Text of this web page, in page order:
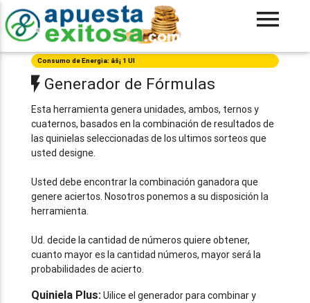
Consumo de Energia: âš¡ 1 UI
Generador de Fórmulas
Esta herramienta genera unidades, ambos, ternos y
cuaternos, basados en la combinación de resultados de
las quinielas seleccionadas de los ultimos sorteos que
usted designe.
Usted debe encontrar la combinación ganadora que
genere aciertos. Nosotros ponemos a su disposición la
herramienta.
Ud. decide la cantidad de números quiere obtener,
cuanto mayor es la cantidad números, mayor será la
probabilidades de acierto.
Quiniela Plus:Uilice el generador para combinar y